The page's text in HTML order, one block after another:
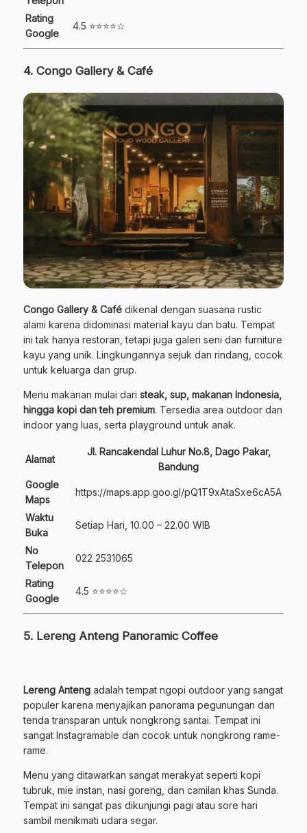
Rating
Google
4.5 ⭐⭐⭐⭐☆
4. Congo Gallery & Café
Congo Gallery & Café dikenal dengan suasana rustic
alami karena didominasi material kayu dan batu. Tempat
ini tak hanya restoran, tetapi juga galeri seni dan furniture
kayu yang unik. Lingkungannya sejuk dan rindang, cocok
untuk keluarga dan grup.
Menu makanan mulai dari steak, sup, makanan Indonesia,
hingga kopi dan teh premium. Tersedia area outdoor dan
indoor yang luas, serta playground untuk anak.
Alamat
Jl. Rancakendal Luhur No.8, Dago Pakar,
Bandung
Google
Maps
https://maps.app.goo.gl/pQ1T9xAtaSxe6cA5A
Waktu
Buka
Setiap Hari, 10.00 – 22.00 WIB
No
Telepon
022 2531065
Rating
Google
4.5 ⭐⭐⭐⭐☆
5. Lereng Anteng Panoramic Coffee
Lereng Anteng adalah tempat ngopi outdoor yang sangat
populer karena menyajikan panorama pegunungan dan
tenda transparan untuk nongkrong santai. Tempat ini
sangat Instagramable dan cocok untuk nongkrong rame-
rame.
Menu yang ditawarkan sangat merakyat seperti kopi
tubruk, mie instan, nasi goreng, dan camilan khas Sunda.
Tempat ini sangat pas dikunjungi pagi atau sore hari
sambil menikmati udara segar.